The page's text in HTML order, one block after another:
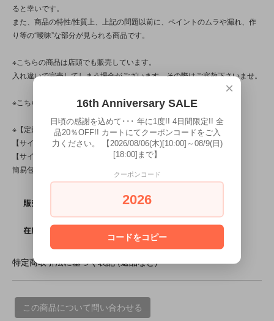
ると幸いです。
また、商品の特性/性質上、上記の問題以前に、ペイントのムラや漏れ、作
り等の“曖昧”な部分が見られる商品です。
※こちらの商品は店頭でも販売しています。
入れ違いで完売してしまう場合がございます。その際はご容赦下さいませ。
※こちらの商品は、中古・ヴィンテージ品です。
※【定形外対応商品】で【限界個数】は【5個/点】です。
【サイズ規格内(205～380円)】商品ですが、組み合わせによって
【サイズ規格外(290～500円)】になる可能性もございます。
簡易包装です。
販売価格 SOLD OUT
在庫数 0
特定商取引法に基づく表記 (返品など)
この商品について問い合わせる
×
16th Anniversary SALE
日頃の感謝を込めて･･･ 年に1度!! 4日間限定!! 全
品20％OFF!! カートにてクーポンコードをご入
力ください。 【2026/08/06(木)[10:00]～08/9(日)
[18:00]まで】
クーポンコード
2026
コードをコピー